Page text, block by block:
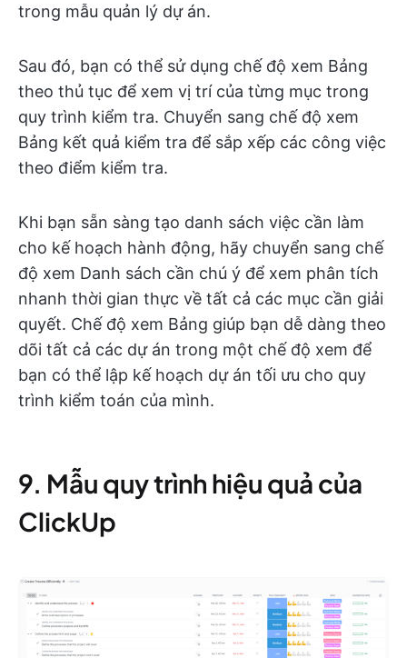
trong mẫu quản lý dự án.
Sau đó, bạn có thể sử dụng chế độ xem Bảng
theo thủ tục để xem vị trí của từng mục trong
quy trình kiểm tra. Chuyển sang chế độ xem
Bảng kết quả kiểm tra để sắp xếp các công việc
theo điểm kiểm tra.
Khi bạn sẵn sàng tạo danh sách việc cần làm
cho kế hoạch hành động, hãy chuyển sang chế
độ xem Danh sách cần chú ý để xem phân tích
nhanh thời gian thực về tất cả các mục cần giải
quyết. Chế độ xem Bảng giúp bạn dễ dàng theo
dõi tất cả các dự án trong một chế độ xem để
bạn có thể lập kế hoạch dự án tối ưu cho quy
trình kiểm toán của mình.
9. Mẫu quy trình hiệu quả của
ClickUp